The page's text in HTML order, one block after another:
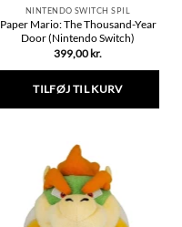
NINTENDO SWITCH SPIL
Paper Mario: The Thousand-Year
Door (Nintendo Switch)
399,00 kr.
TILFØJ TIL KURV